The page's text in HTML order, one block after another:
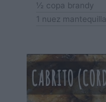
½ copa brandy
1 nuez mantequilla